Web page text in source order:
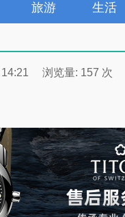
旅游 生活
14:21 浏览量: 157 次